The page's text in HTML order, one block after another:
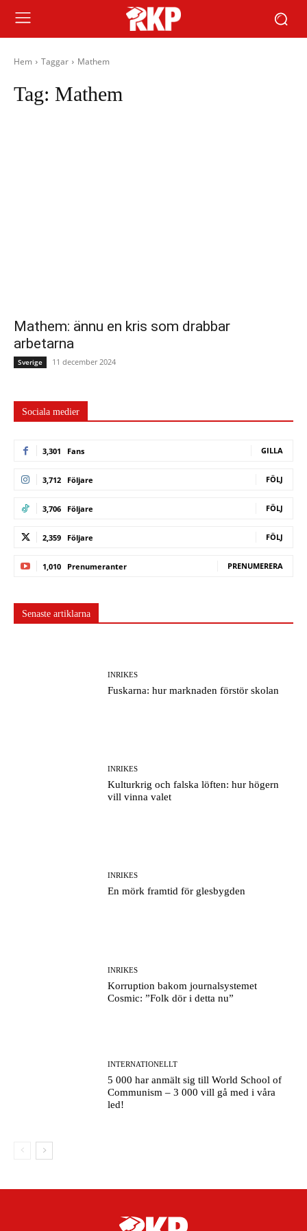
Hem Taggar Mathem
Tag: Mathem
Mathem: ännu en kris som drabbar
arbetarna
Sverige 11 december 2024
Sociala medier
3,301 Fans GILLA
3,712 Följare FÖLJ
3,706 Följare FÖLJ
2,359 Följare FÖLJ
1,010 Prenumeranter PRENUMERERA
Senaste artiklarna
INRIKES
Fuskarna: hur marknaden förstör skolan
INRIKES
Kulturkrig och falska löften: hur högern
vill vinna valet
INRIKES
En mörk framtid för glesbygden
INRIKES
Korruption bakom journalsystemet
Cosmic: ”Folk dör i detta nu”
INTERNATIONELLT
5 000 har anmält sig till World School of
Communism – 3 000 vill gå med i våra
led!